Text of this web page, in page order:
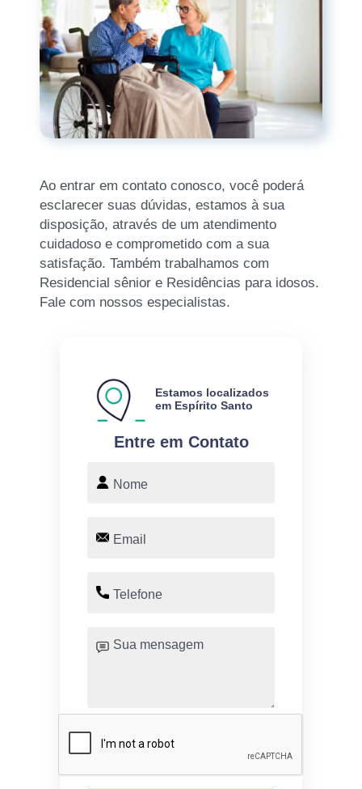
Ao entrar em contato conosco, você poderá
esclarecer suas dúvidas, estamos à sua
disposição, através de um atendimento
cuidadoso e comprometido com a sua
satisfação. Também trabalhamos com
Residencial sênior e Residências para idosos.
Fale com nossos especialistas.
Entre em Contato
Estamos localizados
em Espírito Santo